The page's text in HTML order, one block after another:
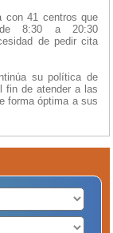
con 41 centros que
8:30 a 20:30
de pedir cita
su política de
fin de atender a las
forma óptima a sus